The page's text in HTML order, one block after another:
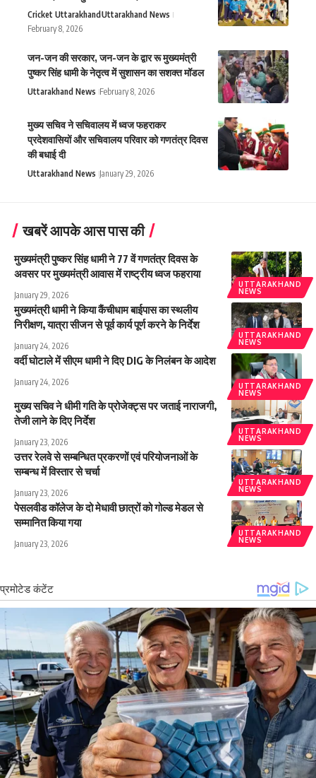
Cricket UttarakhandUttarakhand News
February 8, 2026
जन-जन की सरकार, जन-जन के द्वार रू मुख्यमंत्री
पुष्कर सिंह धामी के नेतृत्व में सुशासन का सशक्त मॉडल
Uttarakhand News February 8, 2026
मुख्य सचिव ने सचिवालय में ध्वज फहराकर
प्रदेशवासियों और सचिवालय परिवार को गणतंत्र दिवस
की बधाई दी
Uttarakhand News January 29, 2026
खबरें आपके आस पास की
UTTARAKHAND
NEWS
मुख्यमंत्री पुष्कर सिंह धामी ने 77 वें गणतंत्र दिवस के
अवसर पर मुख्यमंत्री आवास में राष्ट्रीय ध्वज फहराया
January 29, 2026
UTTARAKHAND
NEWS
मुख्यमंत्री धामी ने किया कैंचीधाम बाईपास का स्थलीय
निरीक्षण, यात्रा सीजन से पूर्व कार्य पूर्ण करने के निर्देश
January 24, 2026
UTTARAKHAND
NEWS
वर्दी घोटाले में सीएम धामी ने दिए DIG के निलंबन के आदेश
January 24, 2026
UTTARAKHAND
NEWS
मुख्य सचिव ने धीमी गति के प्रोजेक्ट्स पर जताई नाराजगी,
तेजी लाने के दिए निर्देश
January 23, 2026
UTTARAKHAND
NEWS
उत्तर रेलवे से सम्बन्धित प्रकरणों एवं परियोजनाओं के
सम्बन्ध में विस्तार से चर्चा
January 23, 2026
UTTARAKHAND
NEWS
पेसलवीड कॉलेज के दो मेधावी छात्रों को गोल्ड मेडल से
सम्मानित किया गया
January 23, 2026